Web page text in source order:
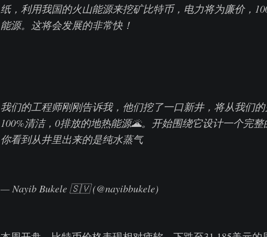
纸，利用我国的火山能源来挖矿比特币，电力将为廉价，
能源。这将会发展的非常快！
我们的工程师刚刚告诉我，他们挖了一口新井，将从我们
100%清洁，0排放的地热能源🌋。开始围绕它设计一个完整
你看到从井里出来的是纯水蒸气
— Nayib Bukele 🇸🇻 (@nayibbukele)